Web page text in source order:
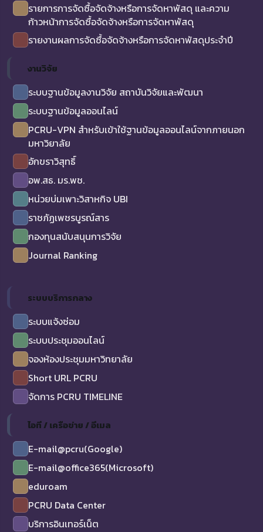
รายการการจัดซื้อจัดจ้างหรือการจัดหาพัสดุ และความ
ก้าวหน้าการจัดซื้อจัดจ้างหรือการจัดหาพัสดุ
รายงานผลการจัดซื้อจัดจ้างหรือการจัดหาพัสดุประจำปี
งานวิจัย
ระบบฐานข้อมูลงานวิจัย สถาบันวิจัยและพัฒนา
ระบบฐานข้อมูลออนไลน์
PCRU-VPN สำหรับเข้าใช้ฐานข้อมูลออนไลน์จากภายนอก
มหาวิยาลัย
อักขราวิสุทธิ์
อพ.สธ. มร.พช.
หน่วยบ่มเพาะวิสาหกิจ UBI
ราชภัฏเพชรบูรณ์สาร
กองทุนสนับสนุนการวิจัย
Journal Ranking
ระบบบริการกลาง
ระบบแจ้งซ่อม
ระบบประชุมออนไลน์
จองห้องประชุมมหาวิทยาลัย
Short URL PCRU
จัดการ PCRU TIMELINE
ไอที / เครือข่าย / อีเมล
E-mail@pcru(Google)
E-mail@office365(Microsoft)
eduroam
PCRU Data Center
บริการอินเทอร์เน็ต